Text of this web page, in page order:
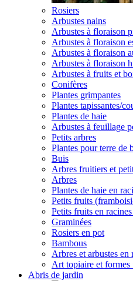
Rosiers
Arbustes nains
Arbustes à floraison
Arbustes à floraison
Arbustes à floraison
Arbustes à floraison
Arbustes à fruits et
Conifères
Plantes grimpantes
Plantes tapissantes/
Plantes de haie
Arbustes à feuillage
Petits arbres
Plantes pour terre de
Buis
Arbres fruitiers et
Arbres
Plantes de haie en
Petits fruits
Petits fruits en
Graminées
Rosiers en pot
Bambous
Arbres et arbustes en
Art topiaire et formes
Abris de jardin